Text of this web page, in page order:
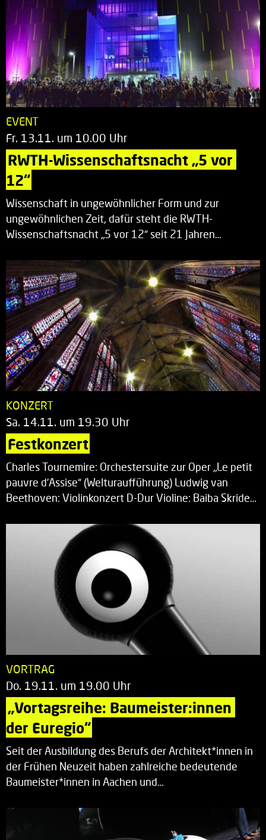
EVENT
Fr. 13.11. um 10.00 Uhr
RWTH-Wissenschaftsnacht „5 vor
12“
Wissenschaft in ungewöhnlicher Form und zur
ungewöhnlichen Zeit, dafür steht die RWTH-
Wissenschaftsnacht „5 vor 12“ seit 21 Jahren…
KONZERT
Sa. 14.11. um 19.30 Uhr
Festkonzert
Charles Tournemire: Orchestersuite zur Oper „Le petit
pauvre d’Assise“ (Welturaufführung) Ludwig van
Beethoven: Violinkonzert D-Dur Violine: Baiba Skride…
VORTRAG
Do. 19.11. um 19.00 Uhr
„Vortagsreihe: Baumeister:innen
der Euregio“
Seit der Ausbildung des Berufs der Architekt*innen in
der Frühen Neuzeit haben zahlreiche bedeutende
Baumeister*innen in Aachen und…